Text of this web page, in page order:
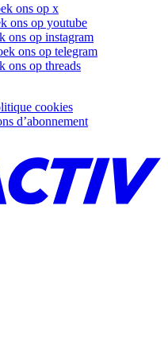
ons op x
ons op youtube
ons op instagram
ons op telegram
ons op threads
cookies
d’abonnement